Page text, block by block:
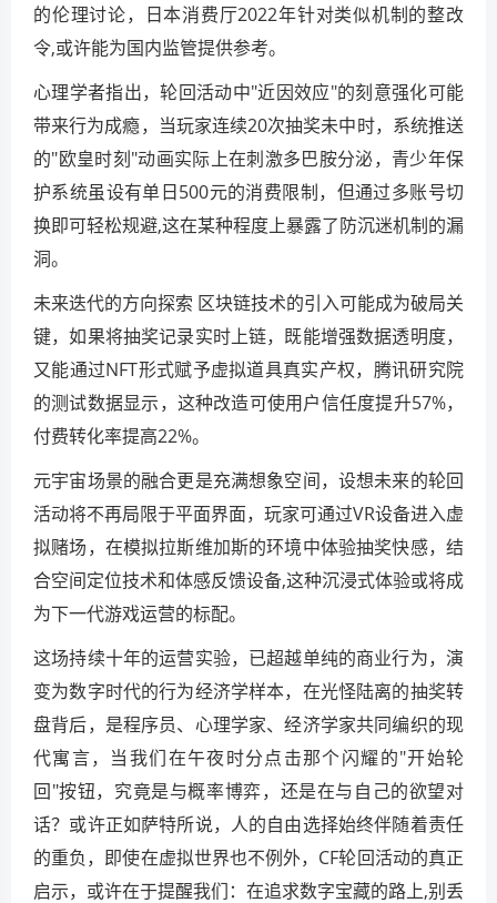
的伦理讨论，日本消费厅2022年针对类似机制的整改
令,或许能为国内监管提供参考。
心理学者指出，轮回活动中"近因效应"的刻意强化可能
带来行为成瘾，当玩家连续20次抽奖未中时，系统推送
的"欧皇时刻"动画实际上在刺激多巴胺分泌，青少年保
护系统虽设有单日500元的消费限制，但通过多账号切
换即可轻松规避,这在某种程度上暴露了防沉迷机制的漏
洞。
未来迭代的方向探索 区块链技术的引入可能成为破局关
键，如果将抽奖记录实时上链，既能增强数据透明度，
又能通过NFT形式赋予虚拟道具真实产权，腾讯研究院
的测试数据显示，这种改造可使用户信任度提升57%，
付费转化率提高22%。
元宇宙场景的融合更是充满想象空间，设想未来的轮回
活动将不再局限于平面界面，玩家可通过VR设备进入虚
拟赌场，在模拟拉斯维加斯的环境中体验抽奖快感，结
合空间定位技术和体感反馈设备,这种沉浸式体验或将成
为下一代游戏运营的标配。
这场持续十年的运营实验，已超越单纯的商业行为，演
变为数字时代的行为经济学样本，在光怪陆离的抽奖转
盘背后，是程序员、心理学家、经济学家共同编织的现
代寓言，当我们在午夜时分点击那个闪耀的"开始轮
回"按钮，究竟是与概率博弈，还是在与自己的欲望对
话？或许正如萨特所说，人的自由选择始终伴随着责任
的重负，即使在虚拟世界也不例外，CF轮回活动的真正
启示，或许在于提醒我们：在追求数字宝藏的路上,别丢